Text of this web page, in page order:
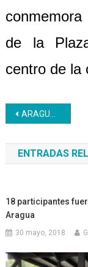
de la
centro de la
de
entradas
ARAGUA | Aragüeños aprenden el arte de la tapicería de manera integral
ENTRADAS
18 participantes
Aragua
30 mayo, 2018